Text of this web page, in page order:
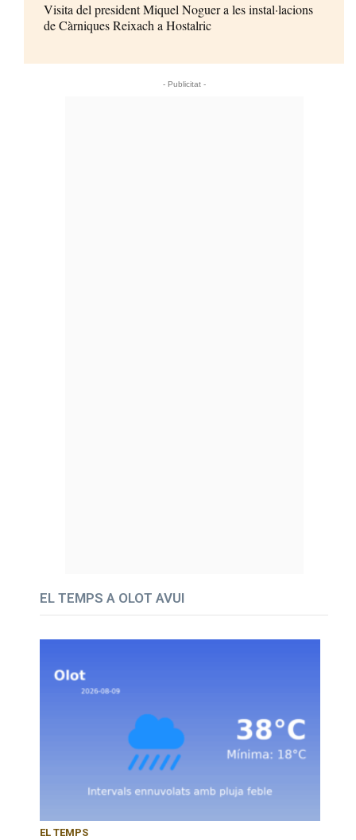
Visita del president Miquel Noguer a les instal·lacions
de Càrniques Reixach a Hostalric
- Publicitat -
EL TEMPS A OLOT AVUI
EL TEMPS